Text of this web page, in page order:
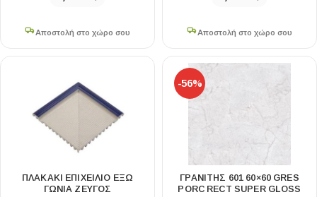
Αποστολή στο χώρο σου Αποστολή στο χώρο σου
ΠΛΑΚΑΚΙ ΕΠΙΧΕΙΛΙΟ ΕΞΩ
ΓΩΝΙΑ ΖΕΥΓΟΣ
-56%
ΓΡΑΝΙΤΗΣ 601 60×60 GRES
PORC RECT SUPER GLOSS